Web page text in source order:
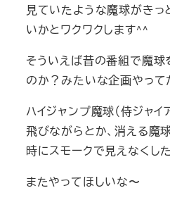
見ていたような魔球がきっ
いかとワクワクします^^
そういえば昔の番組で魔
のか？みたいな企画やって
ハイジャンプ魔球（侍ジャイ
飛びながらとか、消える魔
時にスモークで見えなくし
またやってほしいな〜